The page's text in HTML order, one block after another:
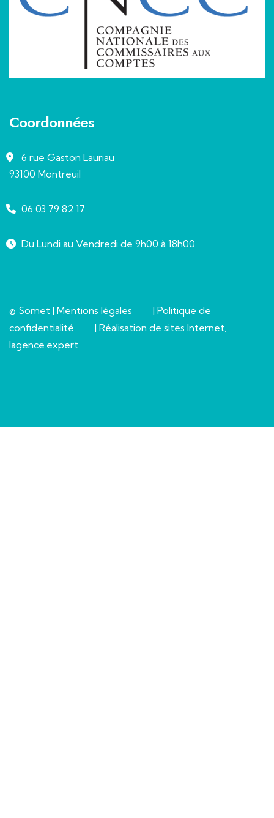
Coordonnées
6 rue Gaston Lauriau
93100 Montreuil
06 03 79 82 17
Du Lundi au Vendredi de 9h00 à 18h00
© Somet | Mentions légales | Politique de
confidentialité
| Réalisation de sites Internet,
lagence.expert